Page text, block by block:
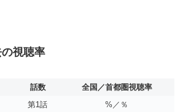
視聴率
話数
全国／首都圏視聴率
第1話
%／％